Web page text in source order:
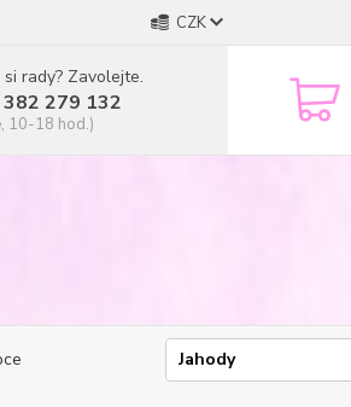
CZK
rady? Zavolejte.
279 132
10-18 hod.)